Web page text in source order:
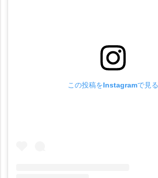
この投稿をInstagramで見る